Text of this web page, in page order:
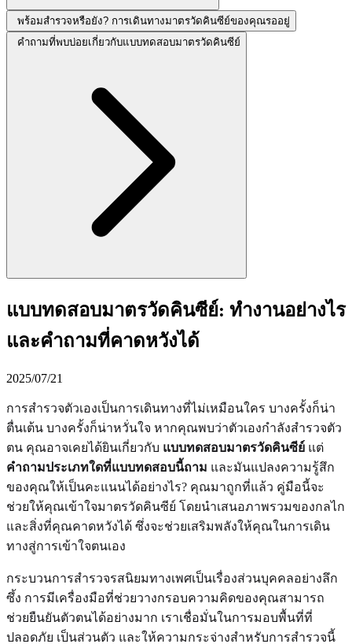
พร้อมสำรวจหรือยัง? การเดินทางมาตรวัดคินซีย์ของคุณรออยู่
คำถามที่พบบ่อยเกี่ยวกับแบบทดสอบมาตรวัดคินซีย์
แบบทดสอบมาตรวัดคินซีย์: ทำงานอย่างไร
และคำถามที่คาดหวังได้
2025/07/21
การสำรวจตัวเองเป็นการเดินทางที่ไม่เหมือนใคร บางครั้งก็น่า
ตื่นเต้น บางครั้งก็น่าหวั่นใจ หากคุณพบว่าตัวเองกำลังสำรวจตัว
ตน คุณอาจเคยได้ยินเกี่ยวกับ แบบทดสอบมาตรวัดคินซีย์ แต่
คำถามประเภทใดที่แบบทดสอบนี้ถาม และมันแปลงความรู้สึก
ของคุณให้เป็นคะแนนได้อย่างไร? คุณมาถูกที่แล้ว คู่มือนี้จะ
ช่วยให้คุณเข้าใจมาตรวัดคินซีย์ โดยนำเสนอภาพรวมของกลไก
และสิ่งที่คุณคาดหวังได้ ซึ่งจะช่วยเสริมพลังให้คุณในการเดิน
ทางสู่การเข้าใจตนเอง
กระบวนการสำรวจรสนิยมทางเพศเป็นเรื่องส่วนบุคคลอย่างลึก
ซึ้ง การมีเครื่องมือที่ช่วยวางกรอบความคิดของคุณสามารถ
ช่วยยืนยันตัวตนได้อย่างมาก เราเชื่อมั่นในการมอบพื้นที่ที่
ปลอดภัย เป็นส่วนตัว และให้ความกระจ่างสำหรับการสำรวจนี้